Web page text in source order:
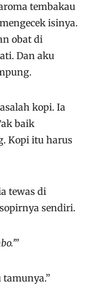
tembakau
isinya.
obat di
Dan aku
kopi. Ia
baik
Kopi itu harus
tewas di
sendiri.
”